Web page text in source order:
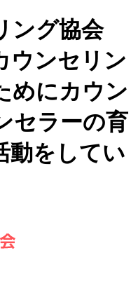
ング協会
ウンセリン
めにカウン
セラーの育
動をしてい